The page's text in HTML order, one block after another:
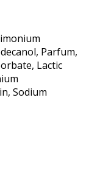
Parfum,
Lactic
Sodium